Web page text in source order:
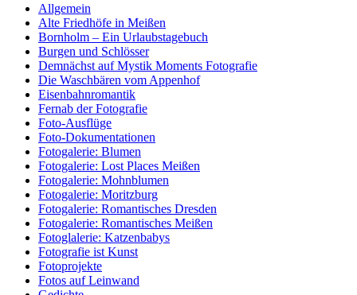
Allgemein
Alte Friedhöfe in Meißen
Bornholm – Ein Urlaubstagebuch
Burgen und Schlösser
Demnächst auf Mystik Moments Fotografie
Die Waschbären vom Appenhof
Eisenbahnromantik
Fernab der Fotografie
Foto-Ausflüge
Foto-Dokumentationen
Fotogalerie: Blumen
Fotogalerie: Lost Places Meißen
Fotogalerie: Mohnblumen
Fotogalerie: Moritzburg
Fotogalerie: Romantisches Dresden
Fotogalerie: Romantisches Meißen
Fotoglalerie: Katzenbabys
Fotografie ist Kunst
Fotoprojekte
Fotos auf Leinwand